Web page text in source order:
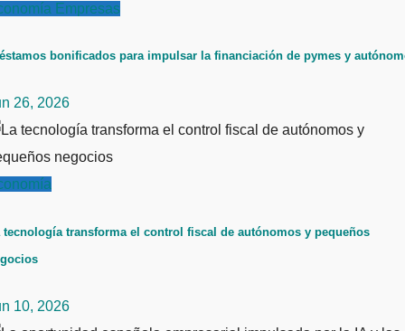
Empresas
bonificados para impulsar la financiación de pymes y
26, 2026
tecnología transforma el control fiscal de autónomos y pequeños
10, 2026